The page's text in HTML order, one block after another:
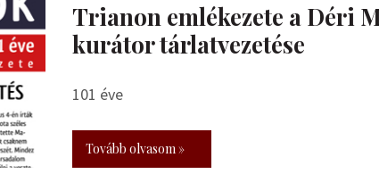
Trianon emlékezete a Déri
kurátor tárlatvezetése
101 éve
Tovább olvasom »